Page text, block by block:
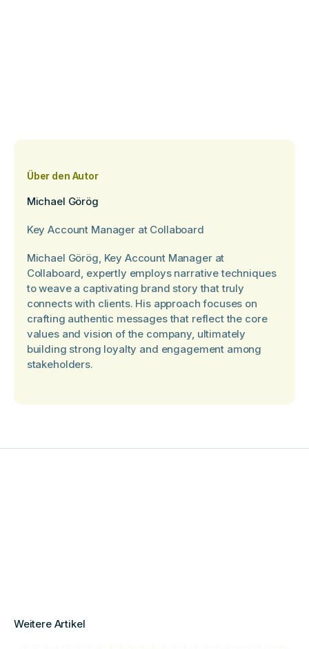
Über den Autor
Michael Görög
Key Account Manager at Collaboard
Michael Görög, Key Account Manager at
Collaboard, expertly employs narrative techniques
to weave a captivating brand story that truly
connects with clients. His approach focuses on
crafting authentic messages that reflect the core
values and vision of the company, ultimately
building strong loyalty and engagement among
stakeholders.
Weitere Artikel